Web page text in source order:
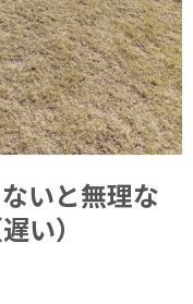
いと無理な
い）